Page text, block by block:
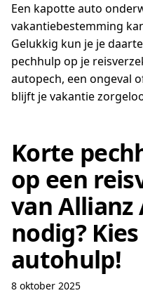
Een kapotte auto
vakantiebestemming
Gelukkig kun je je
pechhulp op je
autopech, een ongeval
blijft je vakantie
Korte
op een
van Allianz
nodig?
autohulp!
8 oktober 2025